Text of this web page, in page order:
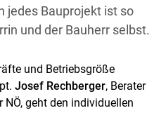
jedes Bauprojekt ist so
und der Bauherr selbst.
und Betriebsgröße
Josef Rechberger, Berater
geht den individuellen